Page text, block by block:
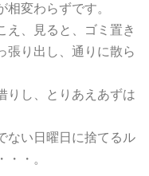
変わらずです。
え、見ると、ゴミ置き
張り出し、通りに散ら
りし、とりあえあずは
ない日曜日に捨てるル
・。